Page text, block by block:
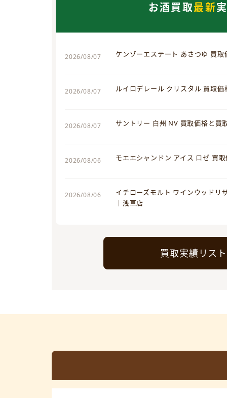
お酒買取最新
2026/08/07 ケンゾーエステート あさつゆ 買
2026/08/07 ルイロデレール クリスタル 買取
2026/08/07 サントリー 白州 NV 買取価格と買
2026/08/06 モエエシャンドン アイス ロゼ 買
2026/08/06
イチローズモルト ワインウッドリ
｜浅草店
買取実績リスト